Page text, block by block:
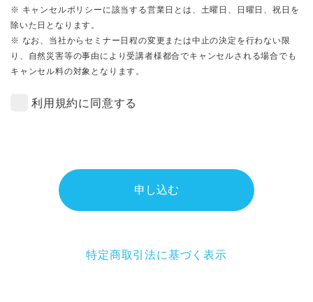
※ キャンセルポリシーに該当する営業日とは、土曜日、日曜日、祝日を
除いた日となります。
※ なお、当社からセミナー日程の変更または中止の決定を行わない限
り、自然災害等の事由により受講者様都合でキャンセルされる場合でも
キャンセル料の対象となります。
利用規約に同意する
申し込む
特定商取引法に基づく表示